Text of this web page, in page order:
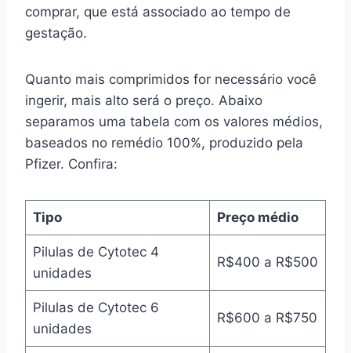
comprar, que está associado ao tempo de
gestação.
Quanto mais comprimidos for necessário você
ingerir, mais alto será o preço. Abaixo
separamos uma tabela com os valores médios,
baseados no remédio 100%, produzido pela
Pfizer. Confira:
Tipo Preço médio
Pilulas de Cytotec 4
unidades
R$400 a R$500
Pilulas de Cytotec 6
unidades
R$600 a R$750